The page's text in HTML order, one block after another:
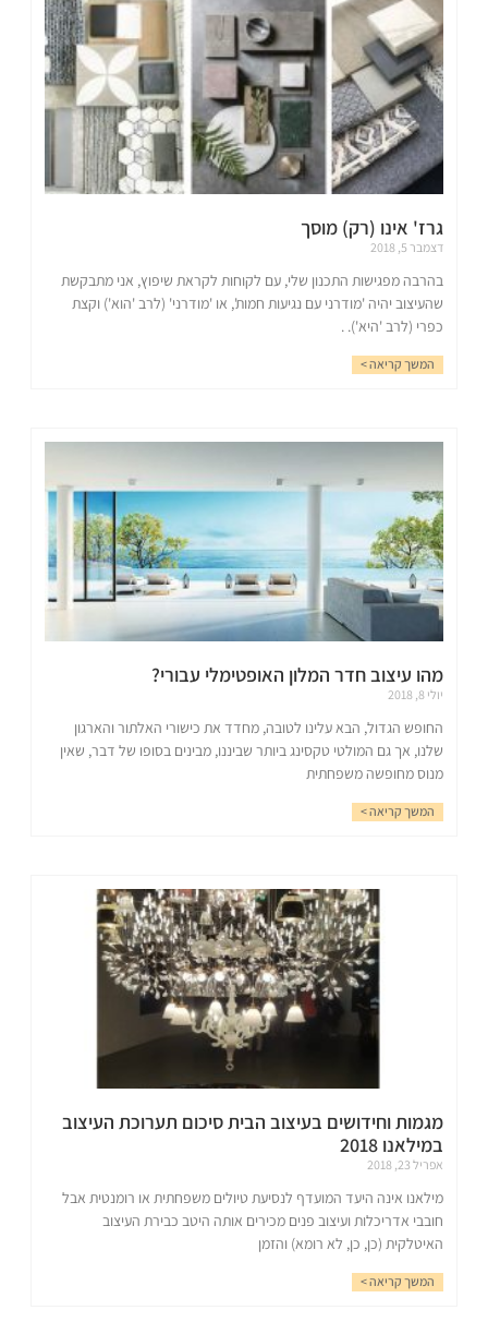
גרז' אינו (רק) מוסך
דצמבר 5, 2018
בהרבה מפגישות התכנון שלי, עם לקוחות לקראת שיפוץ, אני מתבקשת
שהעיצוב יהיה 'מודרני עם נגיעות חמות', או 'מודרני' (לרב 'הוא') וקצת
כפרי (לרב 'היא'). .
המשך קריאה >
מהו עיצוב חדר המלון האופטימלי עבורי?
יולי 8, 2018
החופש הגדול, הבא עלינו לטובה, מחדד את כישורי האלתור והארגון
שלנו, אך גם המולטי טקסינג ביותר שביננו, מבינים בסופו של דבר, שאין
מנוס מחופשה משפחתית
המשך קריאה >
מגמות וחידושים בעיצוב הבית סיכום תערוכת העיצוב
במילאנו 2018
אפריל 23, 2018
מילאנו אינה היעד המועדף לנסיעת טיולים משפחתית או רומנטית אבל
חובבי אדריכלות ועיצוב פנים מכירים אותה היטב כבירת העיצוב
האיטלקית (כן, כן, לא רומא) והזמן
המשך קריאה >